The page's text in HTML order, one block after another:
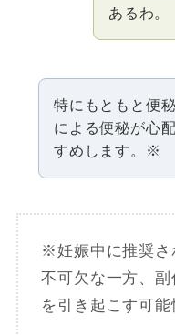
あるわ。
特にもともと便
による便秘が心
すめします。※
※妊娠中に推奨さ
不可欠な一方、
を引き起こす可